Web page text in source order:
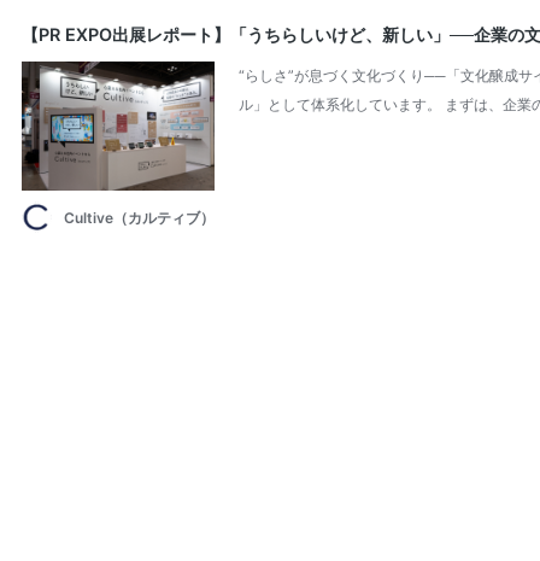
【PR EXPO出展レポート】「うちらしいけど、新しい」──企業の
“らしさ”が息づく文化づくり──「文化醸成
ル」として体系化しています。 まずは、企
Cultive（カルティブ）